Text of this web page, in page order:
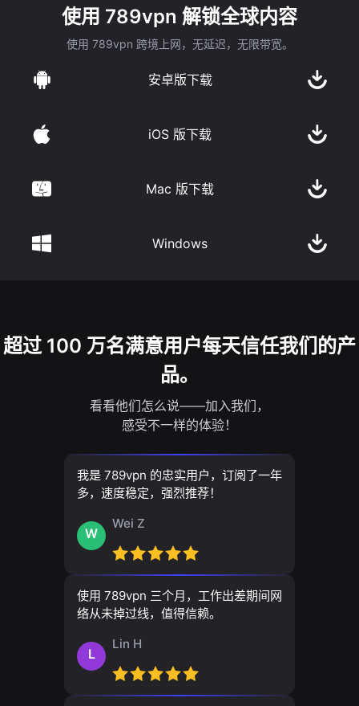
使用 789vpn 解锁全球内容
使用 789vpn 跨境上网，无延迟，无限带宽。
安卓版下载
iOS 版下载
Mac 版下载
Windows
超过 100 万名满意用户每天信任我们的产
品。
看看他们怎么说——加入我们，
感受不一样的体验！
我是 789vpn 的忠实用户，订阅了一年
多，速度稳定，强烈推荐！
W
Wei Z
使用 789vpn 三个月，工作出差期间网
络从未掉过线，值得信赖。
L
Lin H